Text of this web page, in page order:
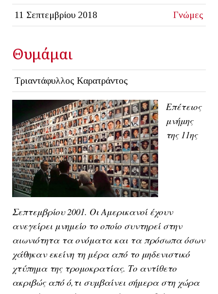
11 Σεπτεμβρίου 2018 Γνώμες
Θυμάμαι
Τριαντάφυλλος Καρατράντος
Επέτειος
μνήμης
της 11ης
Σεπτεμβρίου 2001. Οι Αμερικανοί έχουν
ανεγείρει μνημείο το οποίο συντηρεί στην
αιωνιότητα τα ονόματα και τα πρόσωπα όσων
χάθηκαν εκείνη τη μέρα από το μηδενιστικό
χτύπημα της τρομοκρατίας. Το αντίθετο
ακριβώς από ό,τι συμβαίνει σήμερα στη χώρα